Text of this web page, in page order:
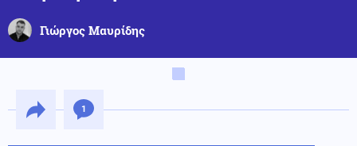
Γιώργος Μαυρίδης
1